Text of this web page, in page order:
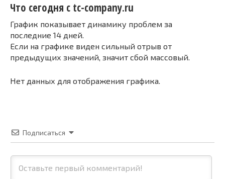
Что сегодня с tc-company.ru
График показывает динамику проблем за
последние 14 дней.
Если на графике виден сильный отрыв от
предыдущих значений, значит сбой массовый.
Нет данных для отображения графика.
Подписаться